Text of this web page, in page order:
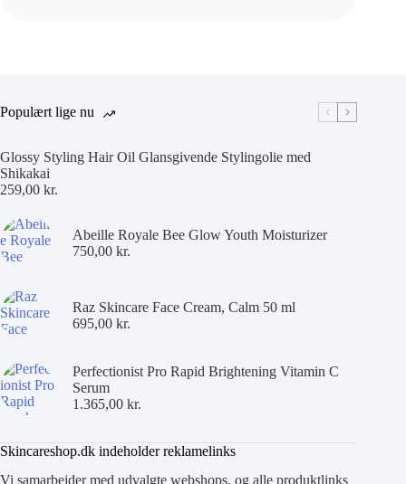
Populært lige nu
Glossy Styling Hair Oil Glansgivende Stylingolie med
Shikakai
259,00 kr.
Abeille Royale Bee Glow Youth Moisturizer
750,00 kr.
Raz Skincare Face Cream, Calm 50 ml
695,00 kr.
Perfectionist Pro Rapid Brightening Vitamin C
Serum
1.365,00 kr.
Skincareshop.dk indeholder reklamelinks
Vi samarbejder med udvalgte webshops, og alle produktlinks